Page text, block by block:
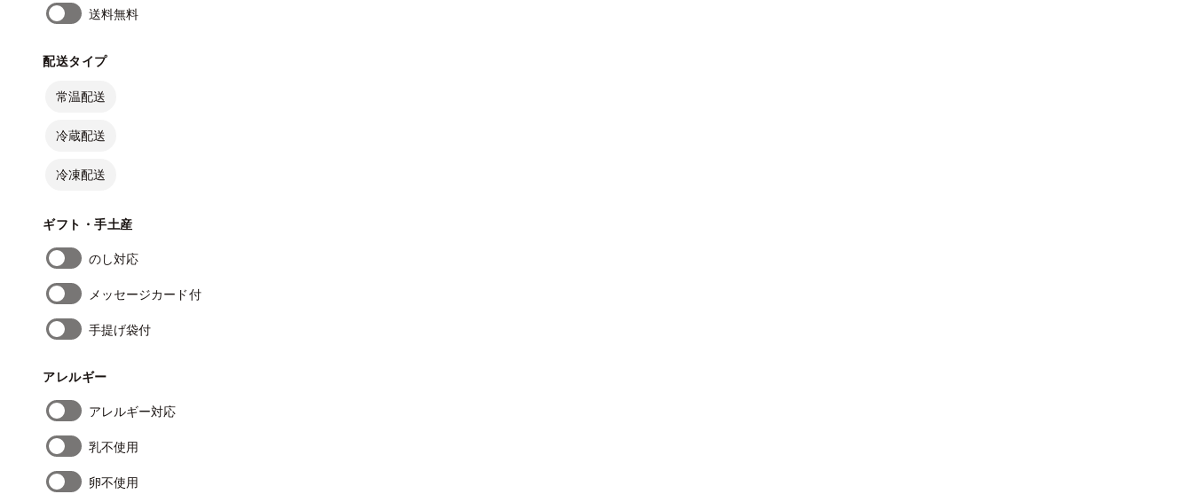
送料無料
配送タイプ
常温配送
冷蔵配送
冷凍配送
ギフト・手土産
のし対応
メッセージカード付
手提げ袋付
アレルギー
アレルギー対応
乳不使用
卵不使用